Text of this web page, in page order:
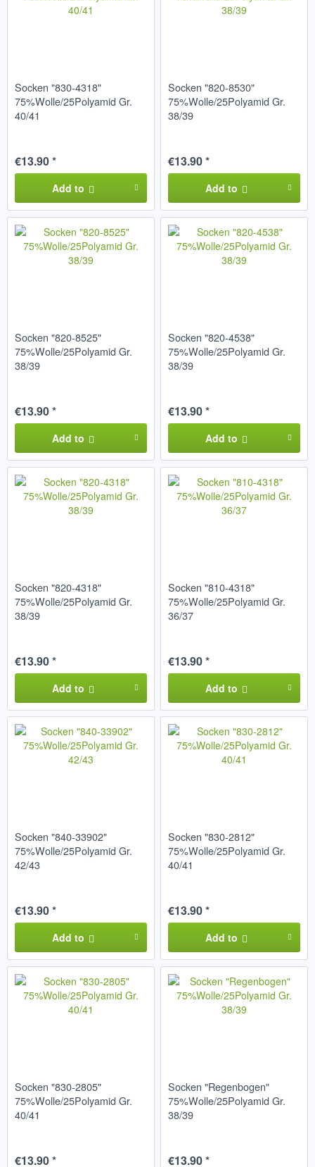
Socken "830-4318"
75%Wolle/25Polyamid Gr.
40/41
€13.90 *
Add to
Socken "820-8530"
75%Wolle/25Polyamid Gr.
38/39
€13.90 *
Add to
Socken "820-8525"
75%Wolle/25Polyamid Gr.
38/39
€13.90 *
Add to
Socken "820-4538"
75%Wolle/25Polyamid Gr.
38/39
€13.90 *
Add to
Socken "820-4318"
75%Wolle/25Polyamid Gr.
38/39
€13.90 *
Add to
Socken "810-4318"
75%Wolle/25Polyamid Gr.
36/37
€13.90 *
Add to
Socken "840-33902"
75%Wolle/25Polyamid Gr.
42/43
€13.90 *
Add to
Socken "830-2812"
75%Wolle/25Polyamid Gr.
40/41
€13.90 *
Add to
Socken "830-2805"
75%Wolle/25Polyamid Gr.
40/41
€13.90 *
Socken "Regenbogen"
75%Wolle/25Polyamid Gr.
38/39
€13.90 *